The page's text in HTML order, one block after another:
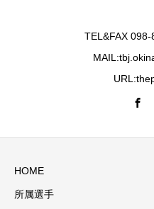
TEL&FAX 098-
HOME
所属選手